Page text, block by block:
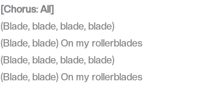
[Chorus: All]
(Blade, blade, blade, blade)
(Blade, blade) On my rollerblades
(Blade, blade, blade, blade)
(Blade, blade) On my rollerblades